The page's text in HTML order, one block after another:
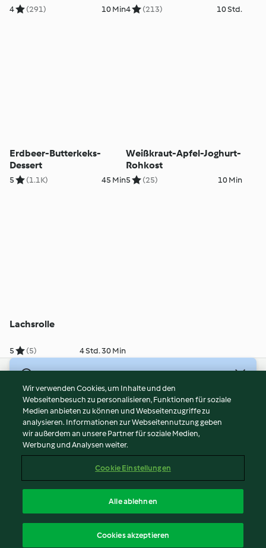
4 (291) 10 Min4 (213) 10 Std.
Erdbeer-Butterkeks-
Dessert
5 (1.1K) 45 Min
Weißkraut-Apfel-Joghurt-
Rohkost
5 (25) 10 Min
Lachsrolle
5 (5) 4 Std. 30 Min
Nutzungsbedingungen
Datenschutzrichtlinien
Disclaimer
Impressum
Inhalt melden
Erklärung zur Barrierefreiheit
Wir verwenden Cookies, um Inhalte und den
Webseitenbesuch zu personalisieren, Funktionen für soziale
Medien anbieten zu können und Webseitenzugriffe zu
analysieren. Informationen zur Webseitennutzung geben
wir außerdem an unsere Partner für soziale Medien,
Werbung und Analysen weiter.
Cookie Einstellungen
Alle ablehnen
Cookies akzeptieren